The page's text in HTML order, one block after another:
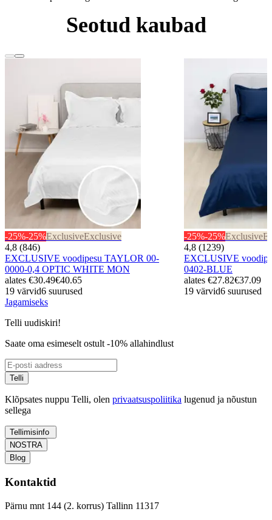
Seotud kaubad
-25%-25%ExclusiveExclusive
4,8 (846)
EXCLUSIVE voodipesu TAYLOR 00-
0000-0,4 OPTIC WHITE MON
alates €30.49€40.65
19 värvid6 suurused
-25%-25%Exclusive
4,8 (1239)
EXCLUSIVE
0402-BLUE
alates €27.82€37.09
19 värvid6 suurused
Jagamiseks
Telli uudiskiri!
Saate oma esimeselt ostult -10% allahindlust
Telli
Klõpsates nuppu Telli, olen privaatsuspoliitika lugenud ja nõustun
sellega
Tellimisinfo
NOSTRA
Blog
Kontaktid
Pärnu mnt 144 (2. korrus) Tallinn 11317